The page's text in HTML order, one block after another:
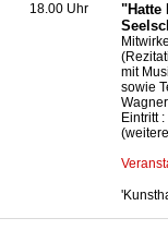
18.00 Uhr
"Hatte
mit
sowie
Eintritt